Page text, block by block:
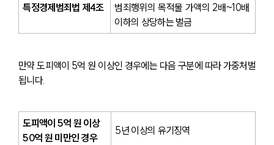
특정경제범죄법 제4조
범죄행위의 목적물 가액의 2배~10배
이하의 상당하는 벌금
만약 도피액이 5억 원 이상인 경우에는 다음 구분에 따라 가중처벌
됩니다.
도피액이 5억 원 이상
50억 원 미만인 경우
5년 이상의 유기징역